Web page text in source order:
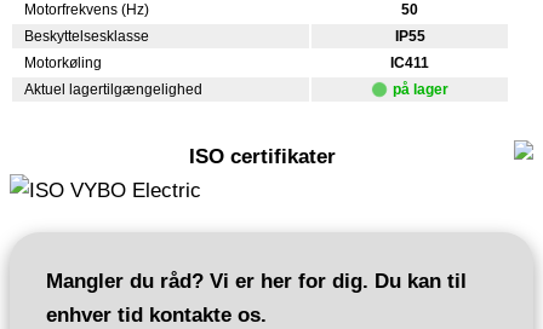
Motorfrekvens (Hz)
50
Beskyttelsesklasse
IP55
Motorkøling
IC411
Aktuel lagertilgængelighed
på lager
ISO certifikater
Mangler du råd? Vi er her for dig. Du kan til
enhver tid kontakte os.